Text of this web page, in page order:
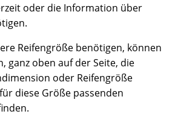
oder die Information über
Reifengröße benötigen, können
ganz oben auf der Seite, die
oder Reifengröße
diese Größe passenden